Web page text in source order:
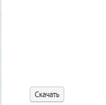
Скачать